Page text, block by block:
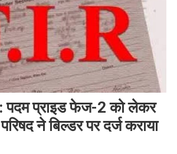
प्राइड फेज-2 को लेकर
ने बिल्डर पर दर्ज कराया